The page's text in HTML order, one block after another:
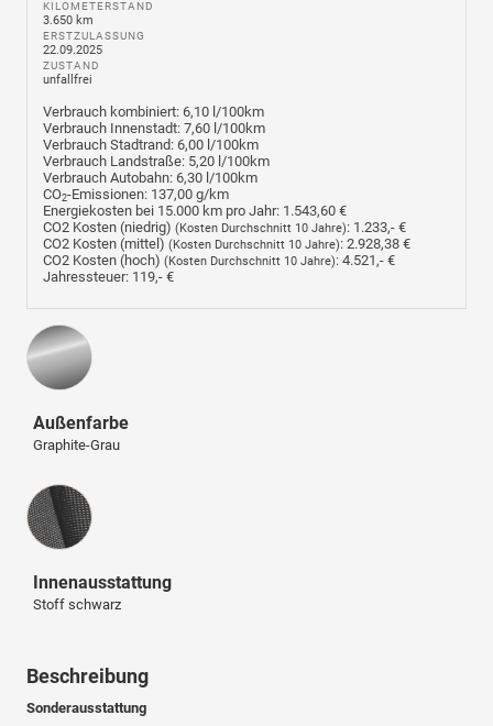
KILOMETERSTAND
3.650 km
ERSTZULASSUNG
22.09.2025
ZUSTAND
unfallfrei
Verbrauch kombiniert: 6,10 l/100km
Verbrauch Innenstadt: 7,60 l/100km
Verbrauch Stadtrand: 6,00 l/100km
Verbrauch Landstraße: 5,20 l/100km
Verbrauch Autobahn: 6,30 l/100km
CO2-Emissionen: 137,00 g/km
Energiekosten bei 15.000 km pro Jahr: 1.543,60 €
CO2 Kosten (niedrig) (Kosten Durchschnitt 10 Jahre): 1.233,- €
CO2 Kosten (mittel) (Kosten Durchschnitt 10 Jahre): 2.928,38 €
CO2 Kosten (hoch) (Kosten Durchschnitt 10 Jahre): 4.521,- €
Jahressteuer: 119,- €
Außenfarbe
Graphite-Grau
Innenausstattung
Innenausstattung
Stoff schwarz
Beschreibung
Sonderausstattung